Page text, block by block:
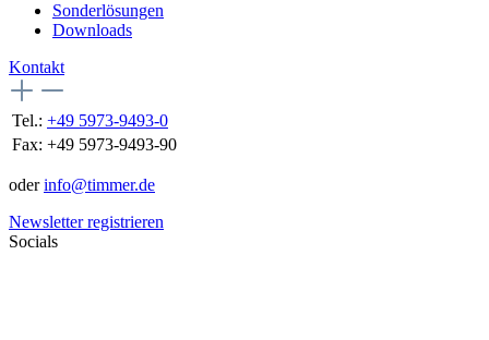
Sonderlösungen
Downloads
Kontakt
Tel.: +49 5973-9493-0
Fax: +49 5973-9493-90
oderinfo@timmer.de
Newsletter registrieren
Socials